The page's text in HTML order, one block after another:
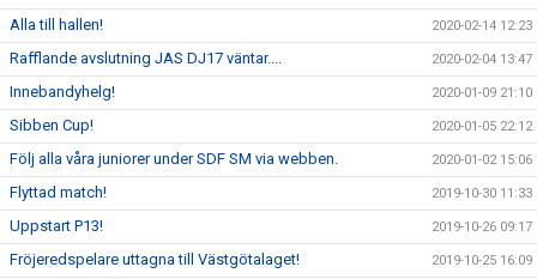
Alla till hallen! 2020-02-14 12:23
Rafflande avslutning JAS DJ17 väntar.... 2020-02-04 13:47
Innebandyhelg! 2020-01-09 21:10
Sibben Cup! 2020-01-05 22:12
Följ alla våra juniorer under SDF SM via webben. 2020-01-02 15:06
Flyttad match! 2019-10-30 11:33
Uppstart P13! 2019-10-26 09:17
Fröjeredspelare uttagna till Västgötalaget! 2019-10-25 16:09